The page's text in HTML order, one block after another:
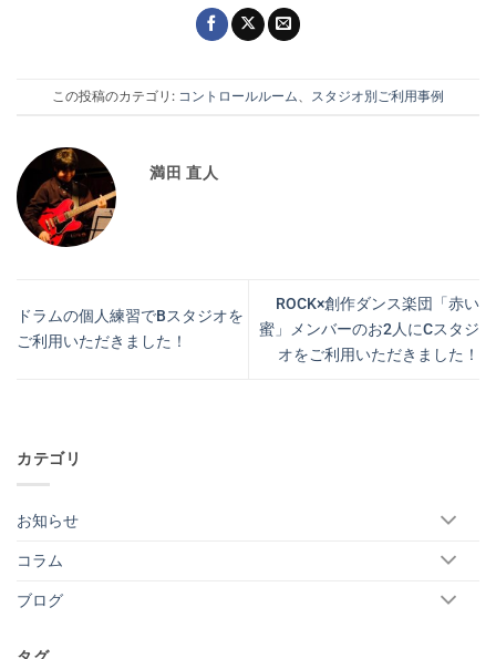
この投稿のカテゴリ: コントロールルーム スタジオ別ご利用事例
満田 直人
ドラムの個人練習でBスタジオを
ご利用いただきました！
ROCK×創作ダンス楽団「赤い
蜜」メンバーのお2人にCスタジ
オをご利用いただきました！
カテゴリ
お知らせ
コラム
ブログ